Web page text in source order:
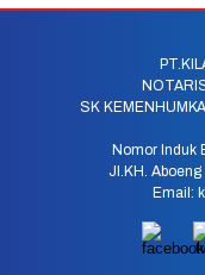
SK
Nomor Induk
Jl.KH.
Email: